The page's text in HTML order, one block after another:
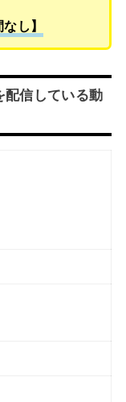
し】
配信している動